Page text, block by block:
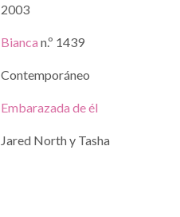
2003
Bianca n.º 1439
Contemporáneo
Embarazada de él
Jared North y Tasha